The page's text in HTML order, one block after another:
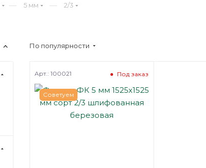
— 5 мм — 2/3
По популярности
Советуем
Под заказ
Арт.: 100021